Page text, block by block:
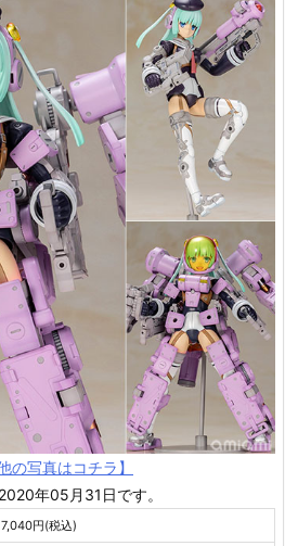
の写真はコチラ】
年05月31日です。
7,040円(税込)